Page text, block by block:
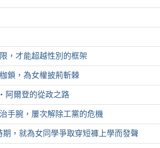
，才能超越性別的框架
鎖，為女權披荊斬棘
阿爾登的從政之路
手腕，屢次解除工黨的危機
期，就為女同學爭取穿短褲上學而發聲